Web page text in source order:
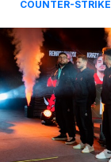
COUNTER-STRIKE